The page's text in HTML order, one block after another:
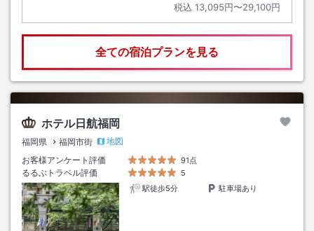
税込 13,095円〜29,100円
全ての宿泊プランを見る
ホテル日航福岡
福岡県 福岡市街
地図
お客様アンケート評価
91点
るるぶトラベル評価
5
駅徒歩5分
駐車場あり